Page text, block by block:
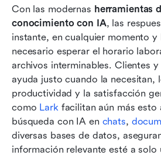
Con las modernas herramientas
conocimiento con IA, las
instante, en cualquier momento y
necesario esperar el horario
archivos interminables. Clientes
ayuda justo cuando la necesitan,
productividad y la satisfacción
como Lark facilitan aún más esto
búsqueda con IA en chats,
diversas bases de datos,
información relevante esté a solo